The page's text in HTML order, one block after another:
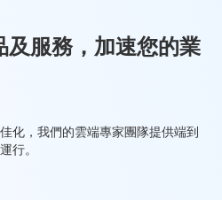
及服務，加速您的業
化，我們的雲端專家團隊提供端到
行。